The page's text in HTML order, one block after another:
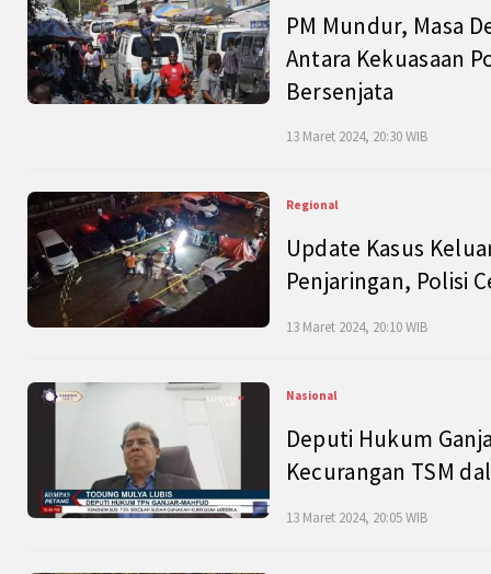
PM Mundur, Masa
Antara Kekuasaan
Bersenjata
13 Maret 2024, 20:30 WIB
Regional
Update Kasus
Penjaringan, Polisi
13 Maret 2024, 20:10 WIB
Nasional
Deputi Hukum
Kecurangan TSM
13 Maret 2024, 20:05 WIB